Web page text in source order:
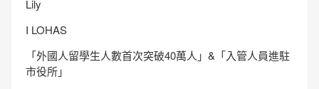
Lily
I LOHAS
「外國人留學生人數首次突破40萬人」&「入管人員進駐
市役所」